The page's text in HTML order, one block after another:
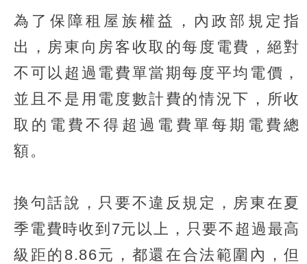
為了保障租屋族權益，內政部規定指
出，房東向房客收取的每度電費，絕對
不可以超過電費單當期每度平均電價，
並且不是用電度數計費的情況下，所收
取的電費不得超過電費單每期電費總
額。
換句話說，只要不違反規定，房東在夏
季電費時收到7元以上，只要不超過最高
級距的8.86元，都還在合法範圍內，但